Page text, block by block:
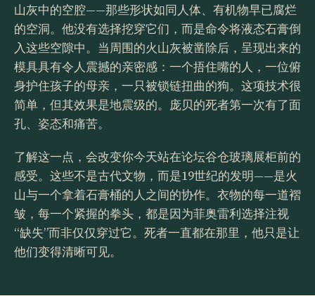
山灰中的空腔——那些形状如同人体、有机物早已腐烂
的空洞。他没有选择挖穿它们，而是命令将液态石膏倒
入这些空隙中。当周围的火山灰被凿除后，呈现出来的
模具具有令人震撼的亲密感：一个捂住嘴的人，一位俯
身护住孩子的母亲，一只被锁链扭曲的狗。这项技术很
简单，但其效果是地震级的。庞贝的死者第一次有了面
孔、姿态和痛苦。
了解这一点，会改变你今天站在论坛谷仓玻璃展柜前的
感受。这些不是古代文物，而是19世纪的发明——是火
山与一个拿着石膏桶的人之间的协作。衣物的每一道褶
皱，每一个紧握的拳头，都是因为菲奥雷利选择注视
“缺失”而非仅仅穿过它。死者一直都在那里，他只是让
他们变得清晰可见。